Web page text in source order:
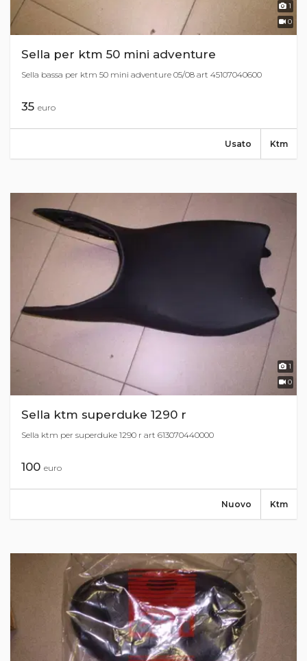
1
0
Sella per ktm 50 mini adventure
Sella bassa per ktm 50 mini adventure 05/08 art 45107040600
35 euro
Ktm
Usato
1
0
Sella ktm superduke 1290 r
Sella ktm per superduke 1290 r art 613070440000
100 euro
Ktm
Nuovo